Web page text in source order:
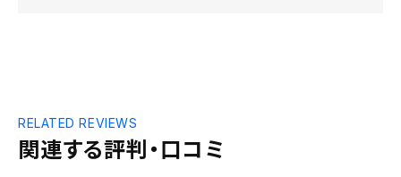
関連する評判・口コミ
RELATED REVIEWS